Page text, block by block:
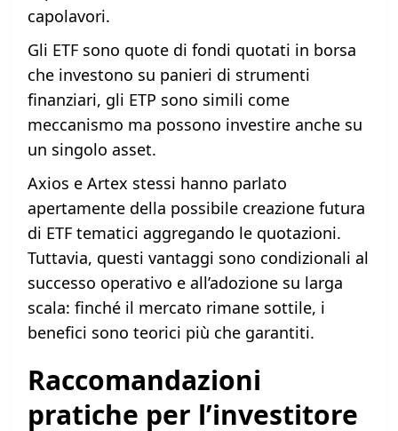
capolavori.
Gli ETF sono quote di fondi quotati in borsa
che investono su panieri di strumenti
finanziari, gli ETP sono simili come
meccanismo ma possono investire anche su
un singolo asset.
Axios e Artex stessi hanno parlato
apertamente della possibile creazione futura
di ETF tematici aggregando le quotazioni.
Tuttavia, questi vantaggi sono condizionali al
successo operativo e all’adozione su larga
scala: finché il mercato rimane sottile, i
benefici sono teorici più che garantiti.
Raccomandazioni
pratiche per l’investitore